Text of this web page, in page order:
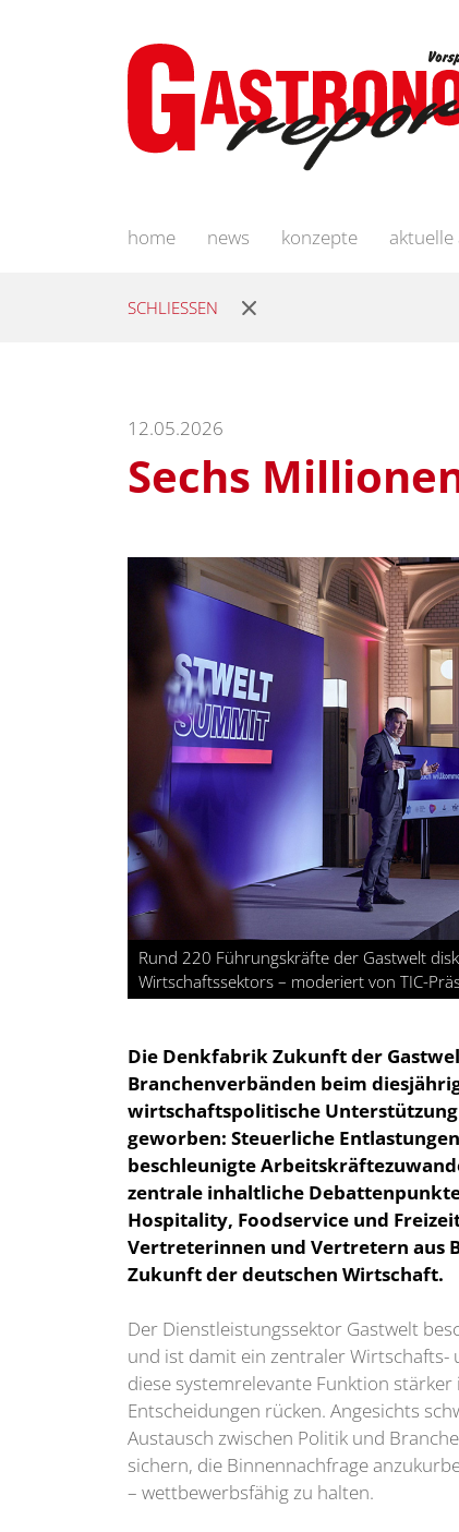
home news konzepte aktuelle
SCHLIESSEN
12.05.2026
Sechs
Rund 220 Führungskräfte der Gastwelt
Wirtschaftssektors – moderiert von TIC-
Die Denkfabrik Zukunft der
Branchenverbänden beim
wirtschaftspolitische
geworben: Steuerliche
beschleunigte
zentrale inhaltliche
Hospitality, Foodservice und
Vertreterinnen und Vertretern aus
Zukunft der deutschen Wirtschaft.
Der Dienstleistungssektor Gastwelt
und ist damit ein zentraler Wirtschafts-
diese systemrelevante Funktion
Entscheidungen rücken. Angesichts
Austausch zwischen Politik und
sichern, die Binnennachfrage
– wettbewerbsfähig zu halten.